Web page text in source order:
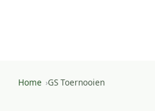
Home GS Toernooien